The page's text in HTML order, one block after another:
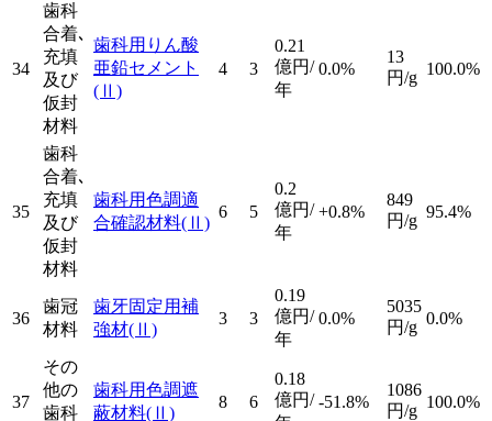
34
歯科
合着､
充填
及び
仮封
材料
歯科用りん酸
亜鉛セメント
(Ⅱ)
4 3
0.21
億円/
年
0.0%
13
円/g 100.0%
35
歯科
合着､
充填
及び
仮封
材料
歯科用色調適
合確認材料(Ⅱ)
6 5
0.2
億円/
年
+0.8%
849
円/g 95.4%
36
歯冠
材料
歯牙固定用補
強材(Ⅱ)
3 3
0.19
億円/
年
0.0%
5035
円/g 0.0%
37
その
他の
歯科
歯科用色調遮
蔽材料(Ⅱ)
8 6
0.18
億円/ -51.8%
1086
円/g 100.0%